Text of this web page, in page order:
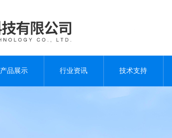
产品展示 行业资讯 技术支持